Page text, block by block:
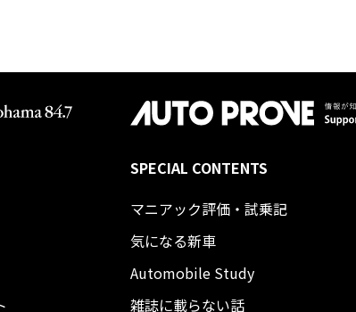
SPECIAL CONTENTS
マニアック評価・試乗記
気になる新車
Automobile Study
雑誌に載らない話